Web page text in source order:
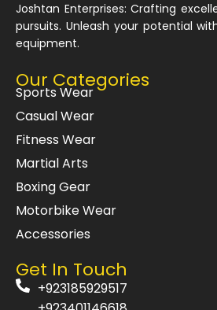
Joshtan Enterprises: Crafting
pursuits. Unleash your potential
equipment.
Our Categories
Sports Wear
Casual Wear
Fitness Wear
Martial Arts
Boxing Gear
Motorbike Wear
Accessories
Get In Touch
+923185929517